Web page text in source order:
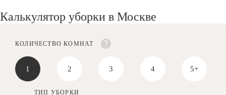
Калькулятор уборки в Москве
КОЛИЧЕСТВО КОМНАТ
1 2 3 4 5+
ТИП УБОРКИ